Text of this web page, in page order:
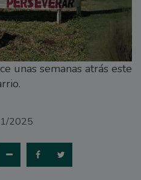
unas semanas atrás este
2025